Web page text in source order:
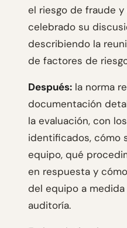
el riesgo de fraude
celebrado su
describiendo la
de factores de
Después: la norma
documentación
la evaluación, con
identificados, cómo
equipo, qué
en respuesta y
del equipo a medida
auditoría.